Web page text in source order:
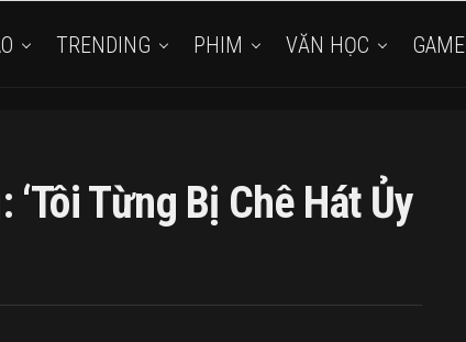
TRENDING PHIM VĂN HỌC GAME
‘Tôi Từng Bị Chê Hát Ủy